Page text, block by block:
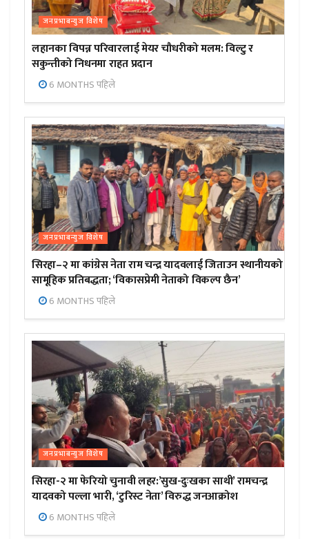
जनप्रभाबन्युज विशेष
लहानका विपन्न परिवारलाई मेयर चौधरीको मलम: विल्टु र
सकुन्तीको निधनमा राहत प्रदान
6 MONTHS पहिले
जनप्रभाबन्युज विशेष
सिरहा–२ मा कांग्रेस नेता राम चन्द्र यादवलाई जिताउन स्थानीयको
सामूहिक प्रतिबद्धता; ‘विकासप्रेमी नेताको विकल्प छैन’
6 MONTHS पहिले
जनप्रभाबन्युज विशेष
सिरहा-२ मा फेरियो चुनावी लहर:’सुख-दुःखका साथी’ रामचन्द्र
यादवको पल्ला भारी, ‘टुरिस्ट नेता’ विरुद्ध जनआक्रोश
6 MONTHS पहिले